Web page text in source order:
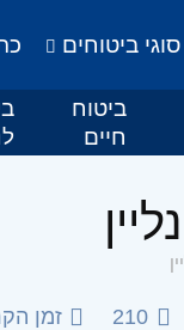
סוגי ביטוחים
ביטוח
חיים
210 זמן